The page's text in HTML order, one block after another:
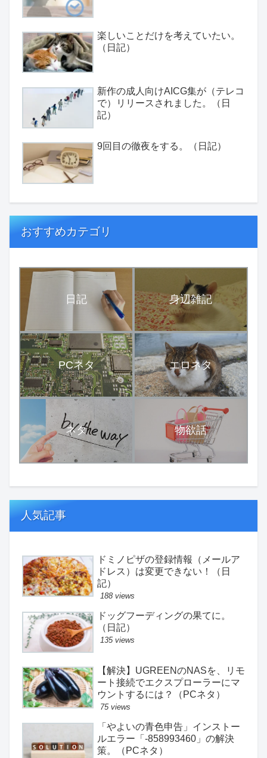
楽しいことだけを考えていたい。
（日記）
新作の成人向けAICG集が（テレコ
で）リリースされました。（日
記）
9回目の徹夜をする。（日記）
おすすめカテゴリ
日記 身辺雑記
PCネタ エロネタ
ネタ 物欲話
人気記事
ドミノピザの登録情報（メールア
ドレス）は変更できない！（日
記）
188 views
ドッグフーディングの果てに。
（日記）
135 views
【解決】UGREENのNASを、リモ
ート接続でエクスプローラーにマ
ウントするには？（PCネタ）
75 views
「やよいの青色申告」インストー
ルエラー「-858993460」の解決
策。（PCネタ）